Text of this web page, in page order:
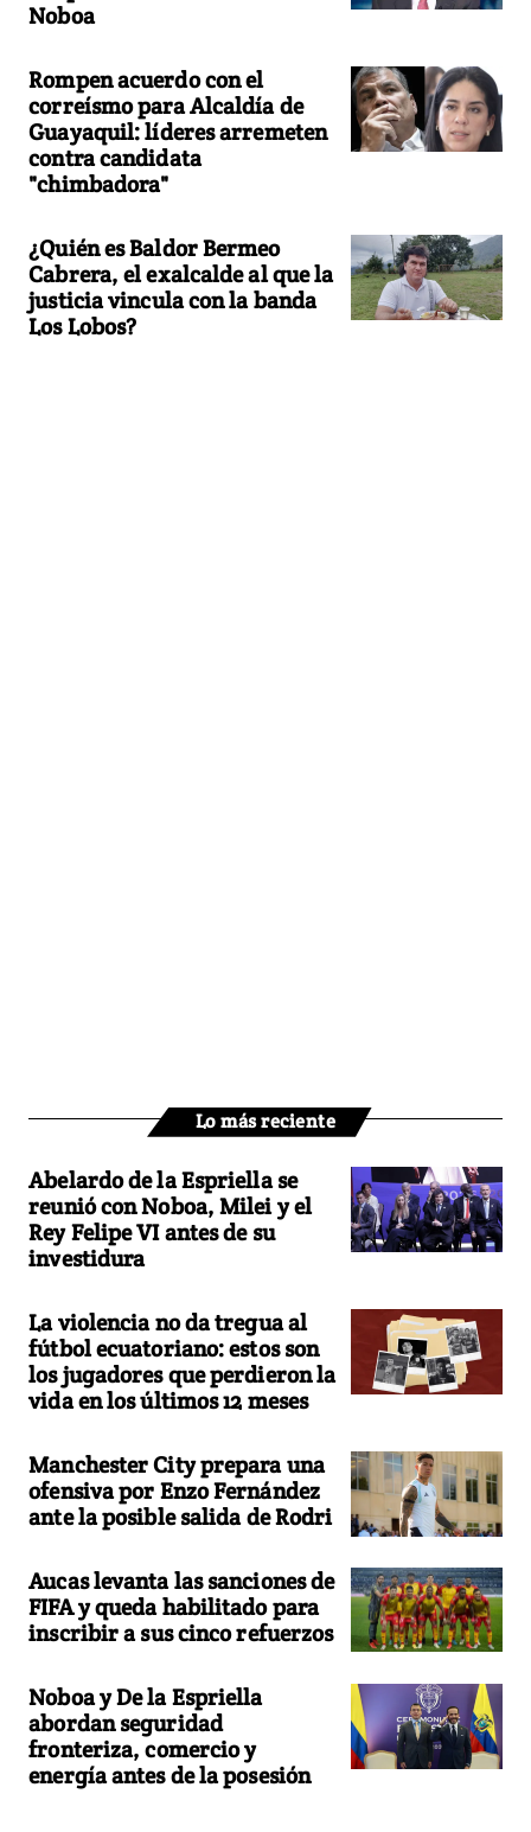
Noboa
Rompen acuerdo con el
correísmo para Alcaldía de
Guayaquil: líderes arremeten
contra candidata
"chimbadora"
¿Quién es Baldor Bermeo
Cabrera, el exalcalde al que la
justicia vincula con la banda
Los Lobos?
Lo más reciente
Abelardo de la Espriella se
reunió con Noboa, Milei y el
Rey Felipe VI antes de su
investidura
La violencia no da tregua al
fútbol ecuatoriano: estos son
los jugadores que perdieron la
vida en los últimos 12 meses
Manchester City prepara una
ofensiva por Enzo Fernández
ante la posible salida de Rodri
Aucas levanta las sanciones de
FIFA y queda habilitado para
inscribir a sus cinco refuerzos
Noboa y De la Espriella
abordan seguridad
fronteriza, comercio y
energía antes de la posesión